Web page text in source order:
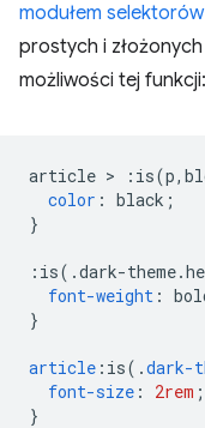
modułem
prostych i
możliwości tej funkcji:
article > : is(p,
color : black ;
}
: is(.dark-theme.
font-weight :
}
article : is(.dark-
font-size : 2rem ;
}